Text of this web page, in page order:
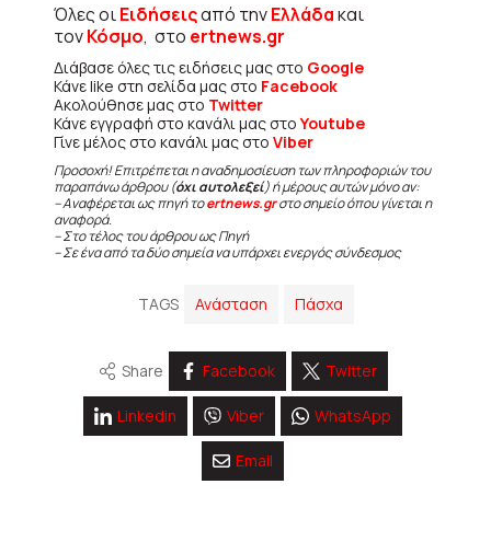
Όλες οιΕιδήσειςαπό τηνΕλλάδακαι
τονΚόσμο, στο ertnews.gr
Διάβασε όλες τις ειδήσεις μας στο Google
Κάνε like στη σελίδα μας στο Facebook
Ακολούθησε μας στο Twitter
Κάνε εγγραφή στο κανάλι μας στοYoutube
Γίνε μέλος στο κανάλι μας στο Viber
Προσοχή! Επιτρέπεται η αναδημοσίευση των πληροφοριών του
παραπάνω άρθρου (όχι αυτολεξεί) ή μέρους αυτών μόνο αν:
– Αναφέρεται ως πηγή τοertnews.grστο σημείο όπου γίνεται η
αναφορά.
– Στο τέλος του άρθρου ως Πηγή
– Σε ένα από τα δύο σημεία να υπάρχει ενεργός σύνδεσμος
TAGS Ανάσταση Πάσχα
Share Facebook Twitter
Linkedin Viber WhatsApp
Email